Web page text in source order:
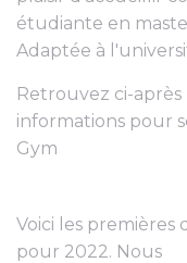
étudiante en
Adaptée à
Retrouvez ci-après
informations pour
Gym
Voici les premières
pour 2022. Nous